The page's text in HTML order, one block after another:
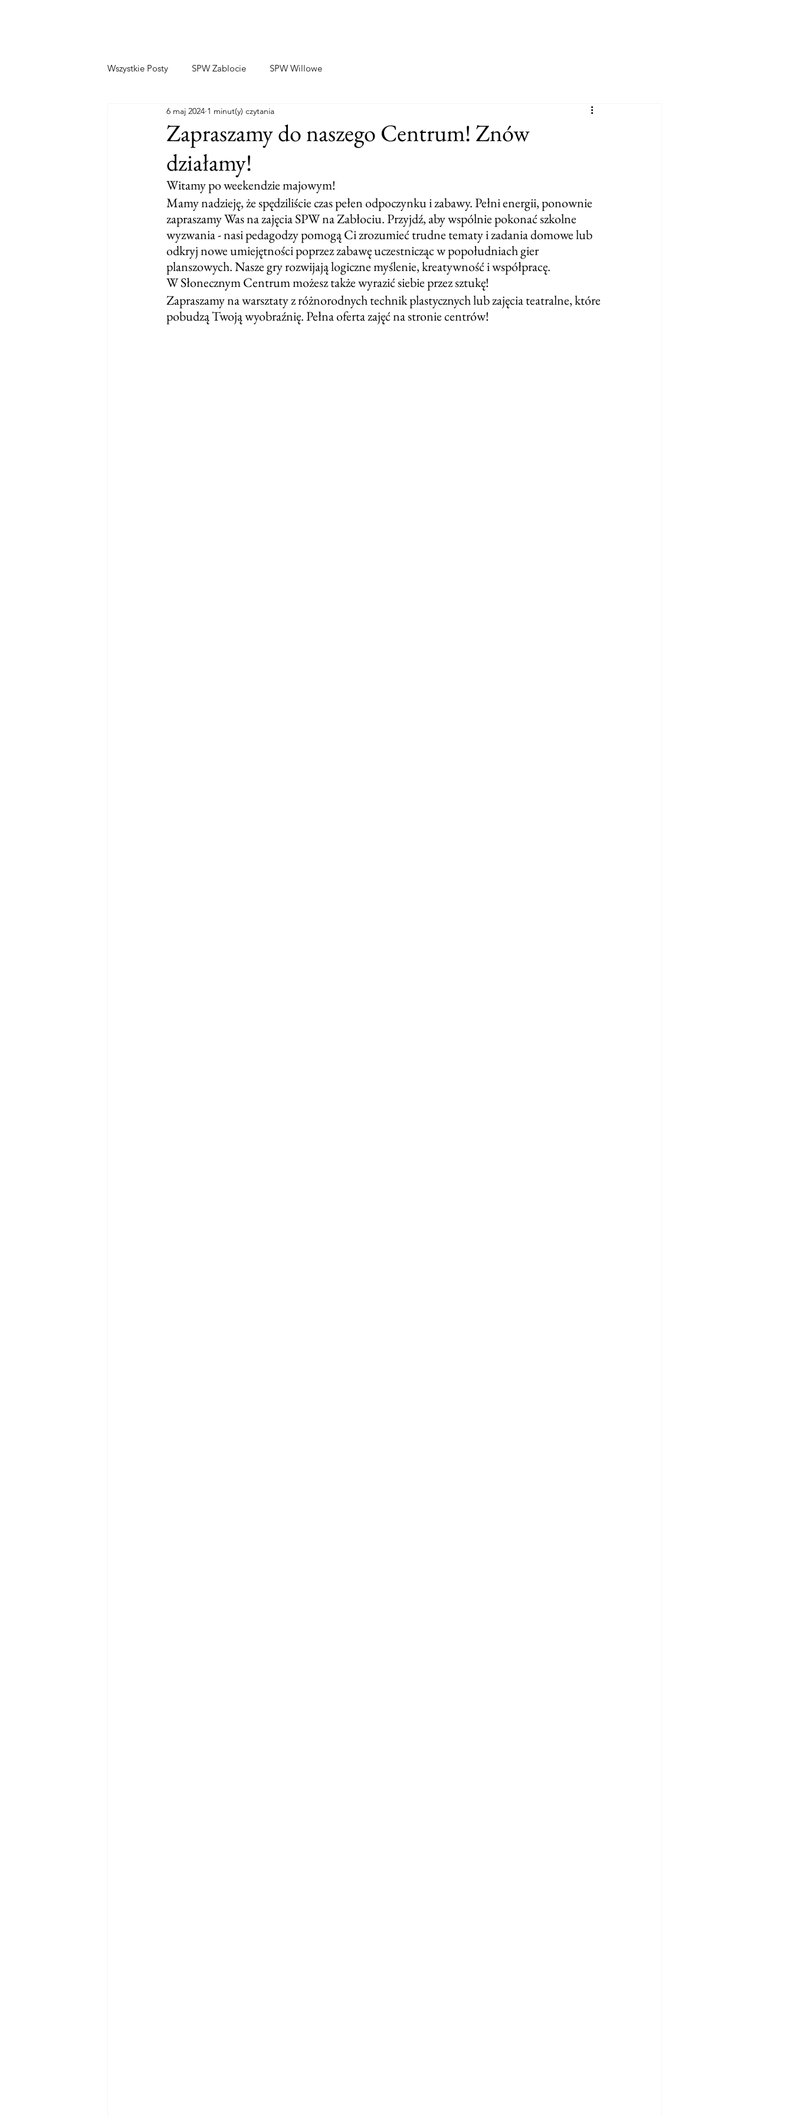
Wszystkie Posty SPW Zablocie SPW Willowe
Zapraszamy do naszego Centrum! Znów
działamy!
6 maj 2024 1 minut(y) czytania
Witamy po weekendzie majowym!
Mamy nadzieję, że spędziliście czas pełen odpoczynku i zabawy. Pełni energii, ponownie
zapraszamy Was na zajęcia SPW na Zabłociu. Przyjdź, aby wspólnie pokonać szkolne
wyzwania - nasi pedagodzy pomogą Ci zrozumieć trudne tematy i zadania domowe lub
odkryj nowe umiejętności poprzez zabawę uczestnicząc w popołudniach gier
planszowych. Nasze gry rozwijają logiczne myślenie, kreatywność i współpracę.
W Słonecznym Centrum możesz także wyrazić siebie przez sztukę!
Zapraszamy na warsztaty z różnorodnych technik plastycznych lub zajęcia teatralne, które
pobudzą Twoją wyobraźnię. Pełna oferta zajęć na stronie centrów!